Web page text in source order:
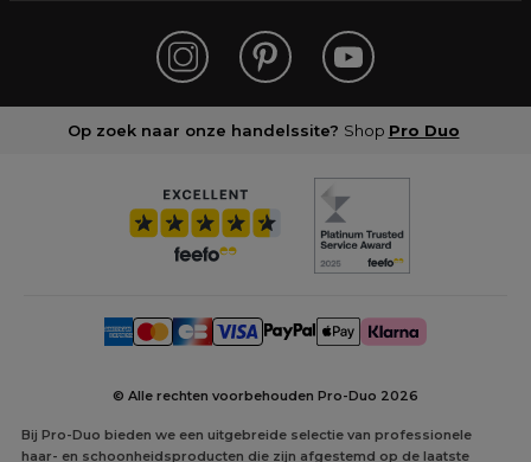
Op zoek naar onze handelssite? Shop Pro Duo
© Alle rechten voorbehouden Pro-Duo 2026
Bij Pro-Duo bieden we een uitgebreide selectie van professionele
haar- en schoonheidsproducten die zijn afgestemd op de laatste